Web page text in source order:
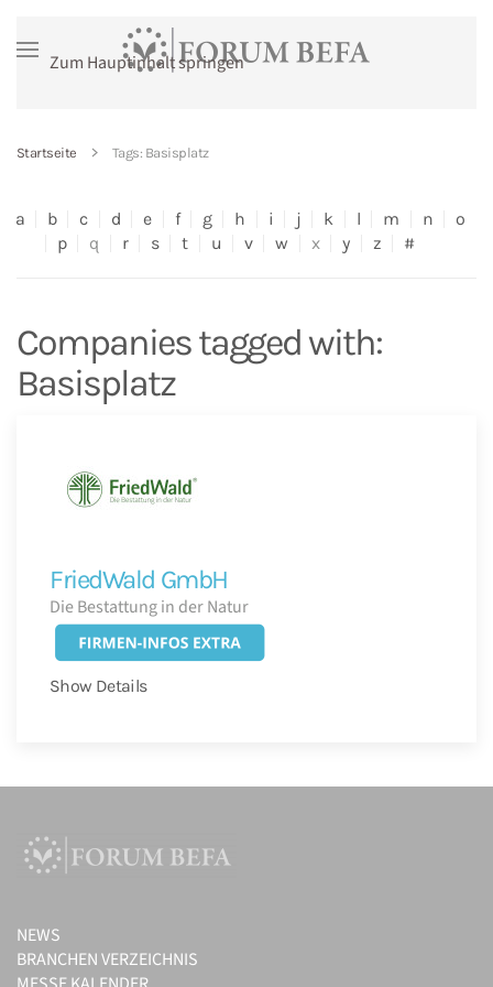
Zum Hauptinhalt springen
Startseite Tags: Basisplatz
a b c d e f g h i j k l m n
o
p
q r s t u v w x y z #
Companies tagged with:
Basisplatz
FriedWald GmbH
Die Bestattung in der Natur
Show Details
NEWS
BRANCHEN VERZEICHNIS